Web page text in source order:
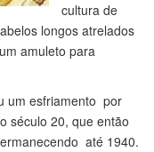
cultura de
longos atrelados
amuleto para
um esfriamento por
século 20, que então
até 1940.